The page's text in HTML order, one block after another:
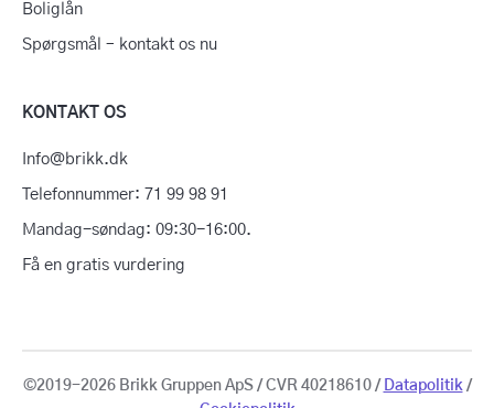
Boliglån
Spørgsmål – kontakt os nu
KONTAKT OS
Info@brikk.dk
Telefonnummer: 71 99 98 91
Mandag-søndag: 09:30-16:00.
Få en gratis vurdering
©2019-2026 Brikk Gruppen ApS / CVR 40218610 / Datapolitik/